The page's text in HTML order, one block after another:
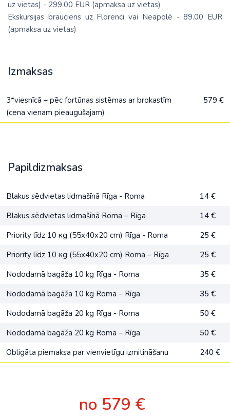
uz vietas) - 299.00 EUR (apmaksa uz vietas)
Ekskursijas brauciens uz Florenci vai Neapolē - 89.00 EUR
(apmaksa uz vietas)
Izmaksas
3*viesnīcā – pēc fortūnas sistēmas ar brokastīm
(cena vienam pieaugušajam)
579 €
Papildizmaksas
Blakus sēdvietas lidmašīnā Rīga - Roma
14 €
Blakus sēdvietas lidmašīnā Roma – Rīga
14 €
Priority līdz 10 кg (55x40x20 cm) Rīga - Roma
25 €
Priority līdz 10 кg (55x40x20 cm) Roma – Rīga
25 €
Nododamā bagāža 10 kg Rīga - Roma
35 €
Nododamā bagāža 10 kg Roma – Rīga
35 €
Nododamā bagāža 20 kg Rīga - Roma
50 €
Nododamā bagāža 20 kg Roma – Rīga
50 €
Obligāta piemaksa par vienvietīgu izmitināšanu
240 €
no 579 €